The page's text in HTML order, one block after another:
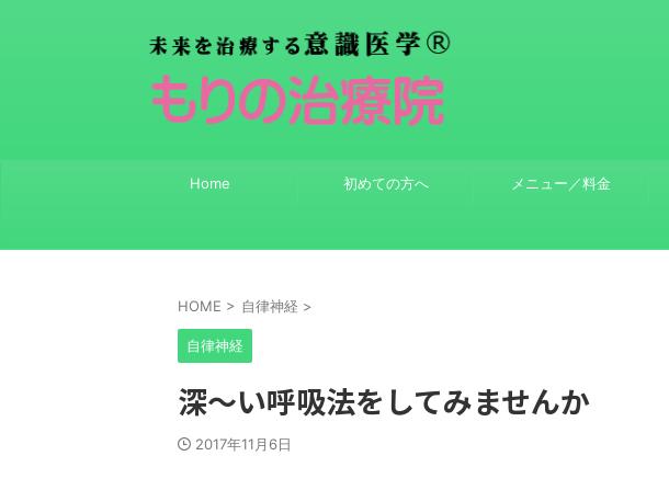
Home 初めての方へ メニュー／料金
HOME > 自律神経 >
自律神経
深～い呼吸法をしてみませんか
2017年11月6日